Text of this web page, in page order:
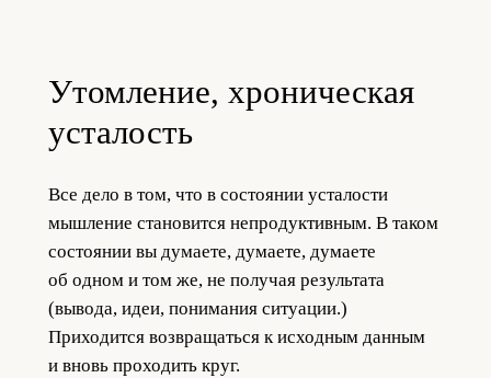
Утомление, хроническая
усталость
Все дело в том, что в состоянии усталости
мышление становится непродуктивным. В таком
состоянии вы думаете, думаете, думаете
об одном и том же, не получая результата
(вывода, идеи, понимания ситуации.)
Приходится возвращаться к исходным данным
и вновь проходить круг.